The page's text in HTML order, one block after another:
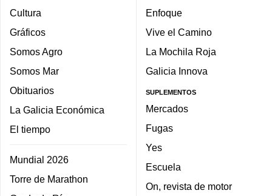
Cultura
Gráficos
Somos Agro
Somos Mar
Obituarios
La Galicia Económica
El tiempo
Mundial 2026
Torre de Marathon
Enfoque
Vive el Camino
La Mochila Roja
Galicia Innova
SUPLEMENTOS
Mercados
Fugas
Yes
Escuela
On, revista de motor